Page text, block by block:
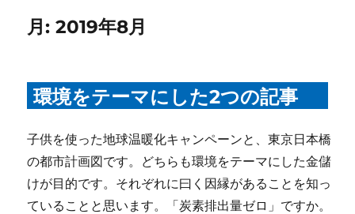
月:2019年8月
環境をテーマにした2つの記事
子供を使った地球温暖化キャンペーンと、東京日本橋
の都市計画図です。どちらも環境をテーマにした金儲
けが目的です。それぞれに曰く因縁があることを知っ
ていることと思います。「炭素排出量ゼロ」ですか。